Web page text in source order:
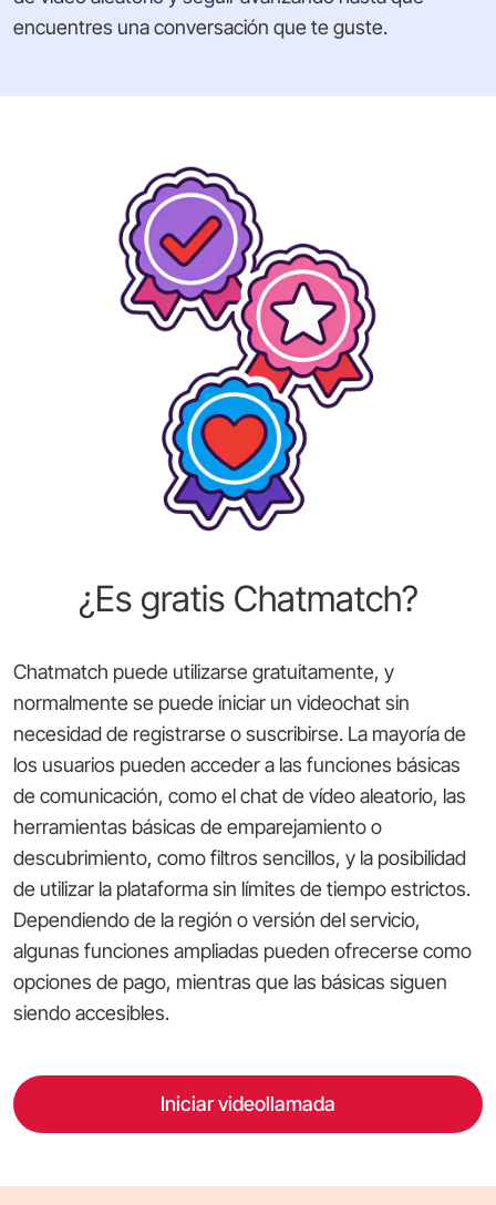
encuentres una conversación que te guste.
¿Es gratis Chatmatch?
Chatmatch puede utilizarse gratuitamente, y
normalmente se puede iniciar un videochat sin
necesidad de registrarse o suscribirse. La mayoría de
los usuarios pueden acceder a las funciones básicas
de comunicación, como el chat de vídeo aleatorio, las
herramientas básicas de emparejamiento o
descubrimiento, como filtros sencillos, y la posibilidad
de utilizar la plataforma sin límites de tiempo estrictos.
Dependiendo de la región o versión del servicio,
algunas funciones ampliadas pueden ofrecerse como
opciones de pago, mientras que las básicas siguen
siendo accesibles.
Iniciar videollamada